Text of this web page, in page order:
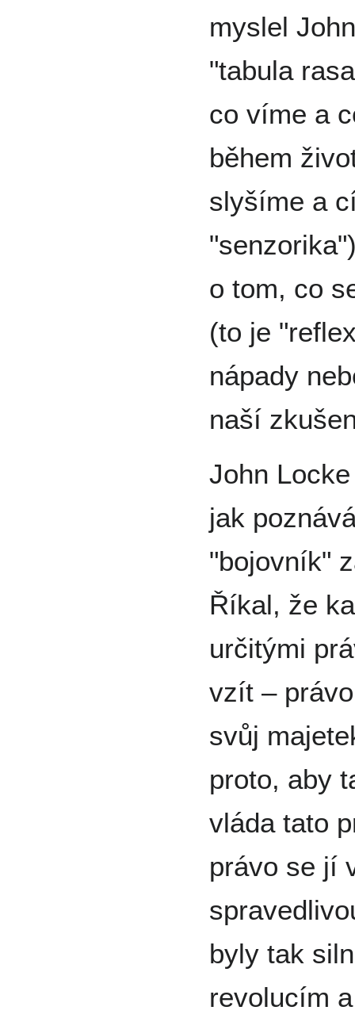
myslel
"tabula
co víme a
během
slyšíme a
o tom, co
(to je
nápady
naší
John
jak
"bojovník"
Říkal, že
určitými
vzít –
svůj
proto, aby
vláda tato
právo se jí
byly tak
revolucím